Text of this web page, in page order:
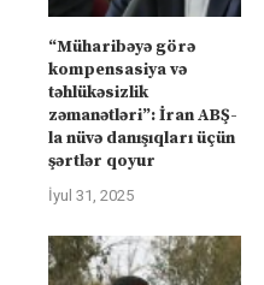
“Müharibəyə görə
kompensasiya və
təhlükəsizlik
zəmanətləri”: İran ABŞ-
la nüvə danışıqları üçün
şərtlər qoyur
İyul 31, 2025